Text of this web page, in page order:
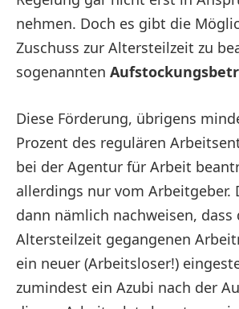
nehmen. Doch es gibt die
Zuschuss zur Altersteilzeit zu
sogenannten
Diese Förderung, übrigens
Prozent des regulären
bei der Agentur für Arbeit
allerdings nur vom Arbeitgeber.
dann nämlich nachweisen, dass
Altersteilzeit gegangenen
ein neuer (Arbeitsloser!)
zumindest ein Azubi nach der